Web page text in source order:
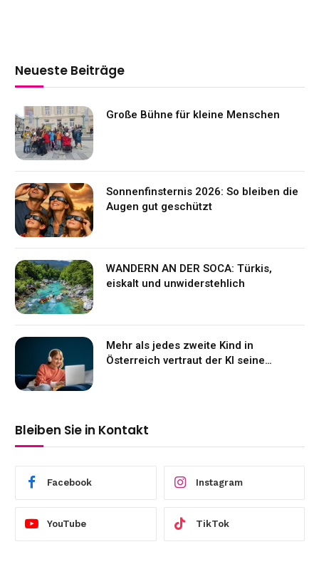
Neueste Beiträge
Große Bühne für kleine Menschen
Sonnenfinsternis 2026: So bleiben die
Augen gut geschützt
WANDERN AN DER SOCA: Türkis,
eiskalt und unwiderstehlich
Mehr als jedes zweite Kind in
Österreich vertraut der KI seine
Bleiben Sie in Kontakt
Facebook Instagram
YouTube TikTok